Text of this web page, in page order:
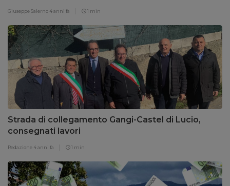
Giuseppe Salerno 4 anni fa 1 min
Strada di collegamento Gangi-Castel di Lucio,
consegnati lavori
Redazione 4 anni fa 1 min